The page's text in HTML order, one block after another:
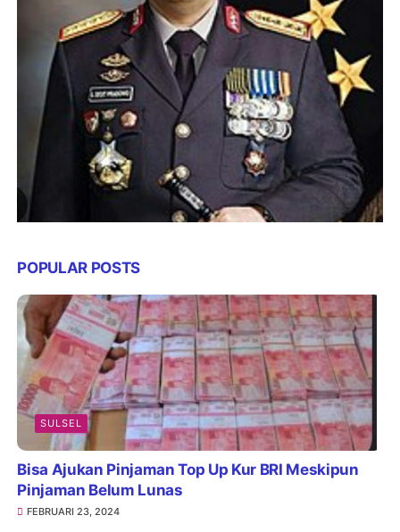
POPULAR POSTS
SULSEL
Bisa Ajukan Pinjaman Top Up Kur BRI Meskipun
Pinjaman Belum Lunas
FEBRUARI 23, 2024